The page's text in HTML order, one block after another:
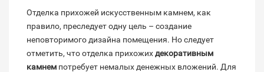
Отделка прихожей искусственным камнем, как
правило, преследует одну цель – создание
неповторимого дизайна помещения. Но следует
отметить, что отделка прихожихдекоративным
камнем потребует немалых денежных вложений. Для